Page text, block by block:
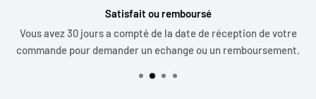
Satisfait ou remboursé
Vous avez 30 jours a compté de la date de réception de votre
commande pour demander un echange ou un remboursement.